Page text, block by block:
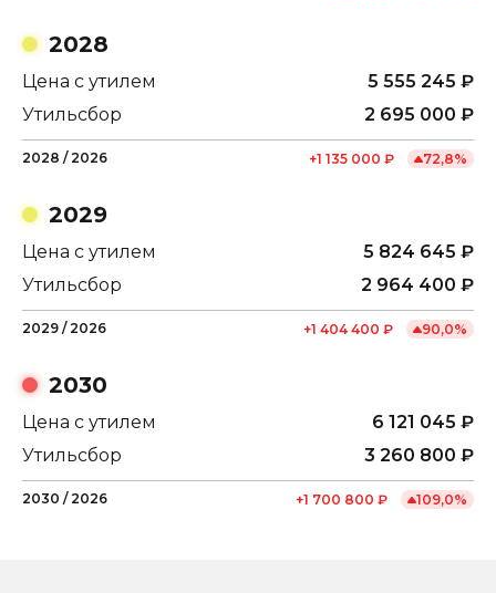
2028
Цена с утилем 5 555 245 ₽
Утильсбор
2 695 000 ₽
2028 / 2026 +1 135 000 ₽ 72,8%
2029
Цена с утилем 5 824 645 ₽
Утильсбор
2 964 400 ₽
2029 / 2026 +1 404 400 ₽ 90,0%
2030
Цена с утилем 6 121 045 ₽
Утильсбор
3 260 800 ₽
2030 / 2026 +1 700 800 ₽ 109,0%